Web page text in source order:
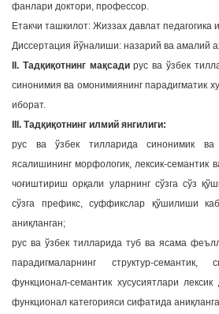
фанлари доктори, профессор.
Етакчи ташкилот: Жиззах давлат педагогика
Диссертация йўналиши: назарий ва амалий
II. Тадқиқотнинг мақсадирус ва ўзбек
синонимия ва омонимиянинг парадигматик
иборат.
III. Тадқиқотнинг илмий янгилиги:
рус ва ўзбек тилларида синонимик ва
ясалишининг морфологик, лексик-семантик
чоғиштириш орқали уларнинг сўзга сўз
сўзга префикс, суффикслар қўшилиши
аниқланган;
рус ва ўзбек тилларида туб ва ясама
парадигмаларнинг структур-семантик,
функционал-семантик хусусиятлари лексик
функционал категорияси сифатида